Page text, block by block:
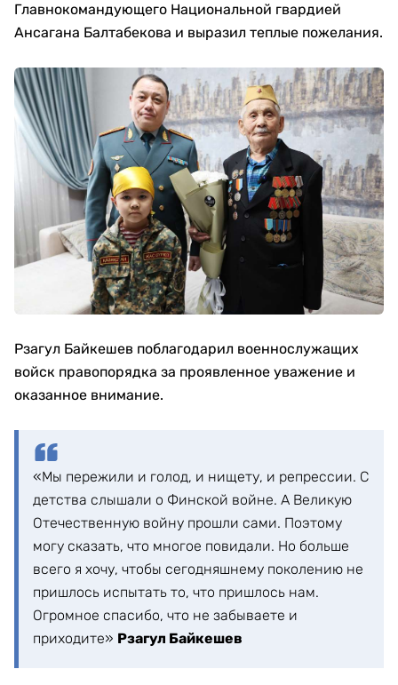
Главнокомандующего Национальной гвардией
Ансагана Балтабекова и выразил теплые пожелания.
Рзагул Байкешев поблагодарил военнослужащих
войск правопорядка за проявленное уважение и
оказанное внимание.
«Мы пережили и голод, и нищету, и репрессии. С
детства слышали о Финской войне. А Великую
Отечественную войну прошли сами. Поэтому
могу сказать, что многое повидали. Но больше
всего я хочу, чтобы сегодняшнему поколению не
пришлось испытать то, что пришлось нам.
Огромное спасибо, что не забываете и
приходите» Рзагул Байкешев